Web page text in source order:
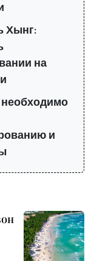
Хынг:
на
необходимо
и